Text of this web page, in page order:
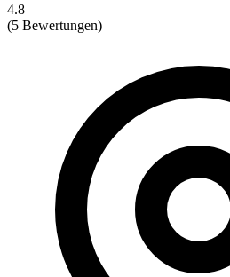
4.8
(5 Bewertungen)